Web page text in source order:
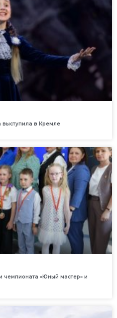
выступила в Кремле
чемпионата «Юный мастер» и